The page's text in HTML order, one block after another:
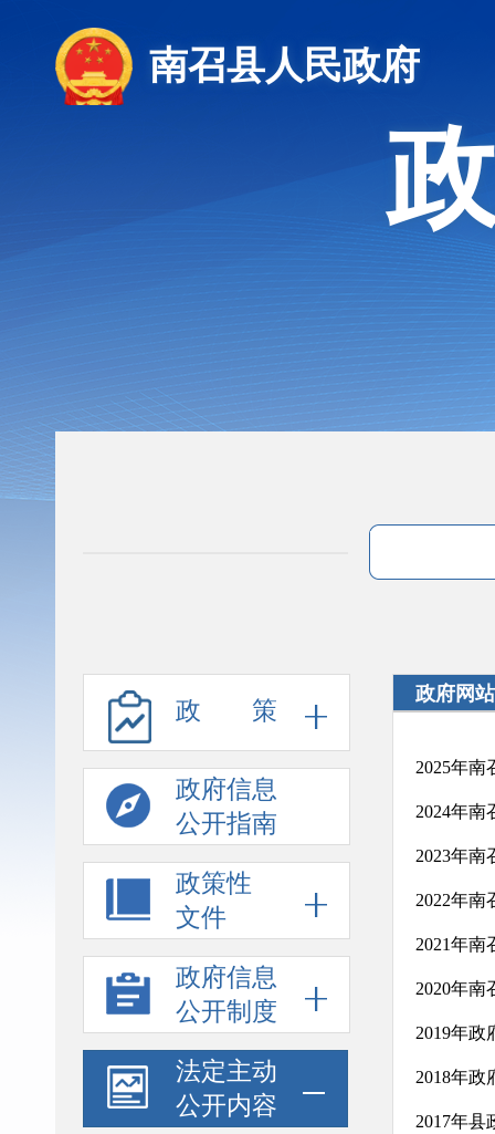
南召县人民政府
政 策
政府信息
公开指南
政策性
文件
政府信息
公开制度
法定主动
公开内容
政府网
2025年南
2024年南
2023年南
2022年南
2021年南
2020年南
2019年政
2018年政
2017年县